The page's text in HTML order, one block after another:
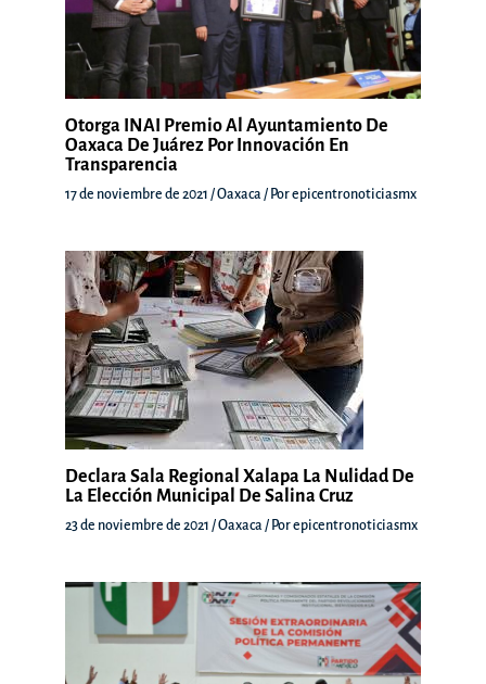
Otorga INAI Premio Al Ayuntamiento De
Oaxaca De Juárez Por Innovación En
Transparencia
17 de noviembre de 2021 /Oaxaca / Porepicentronoticiasmx
Declara Sala Regional Xalapa La Nulidad De
La Elección Municipal De Salina Cruz
23 de noviembre de 2021 /Oaxaca / Porepicentronoticiasmx